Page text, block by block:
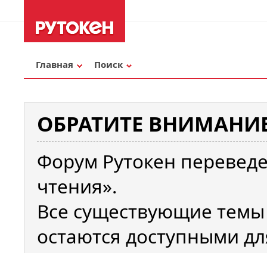
Главная Поиск
ОБРАТИТЕ
Форум Рутокен
чтения».
Все существующие
остаются доступными